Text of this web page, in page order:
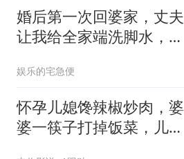
婚后第一次回婆家，丈夫
让我给全家端洗脚水，我
个电话
娱乐的宅急便
怀孕儿媳馋辣椒炒肉，婆
婆一筷子打掉饭菜，儿媳